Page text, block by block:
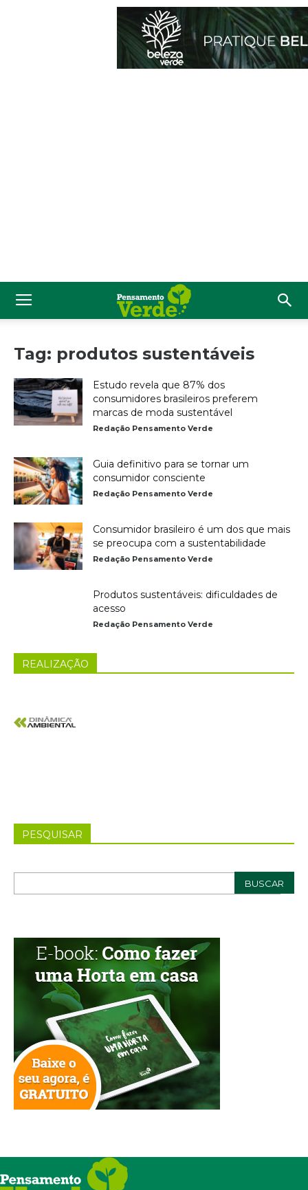
Tag: produtos sustentáveis
Estudo revela que 87% dos
consumidores brasileiros preferem
marcas de moda sustentável
Redação Pensamento Verde
Guia definitivo para se tornar um
consumidor consciente
Redação Pensamento Verde
Consumidor brasileiro é um dos que mais
se preocupa com a sustentabilidade
Redação Pensamento Verde
Produtos sustentáveis: dificuldades de
acesso
Redação Pensamento Verde
REALIZAÇÃO
PESQUISAR